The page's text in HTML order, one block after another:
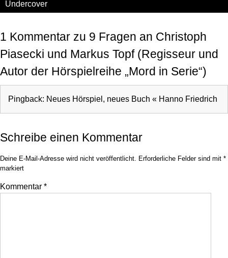
Undercover
1 Kommentar zu 9 Fragen an Christoph
Piasecki und Markus Topf (Regisseur und
Autor der Hörspielreihe „Mord in Serie“)
Pingback: Neues Hörspiel, neues Buch « Hanno Friedrich
Schreibe einen Kommentar
Deine E-Mail-Adresse wird nicht veröffentlicht. Erforderliche Felder sind mit *
markiert
Kommentar *